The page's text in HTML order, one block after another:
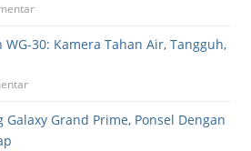
WG-30: Kamera Tahan Air, Tangguh,
Galaxy Grand Prime, Ponsel Dengan